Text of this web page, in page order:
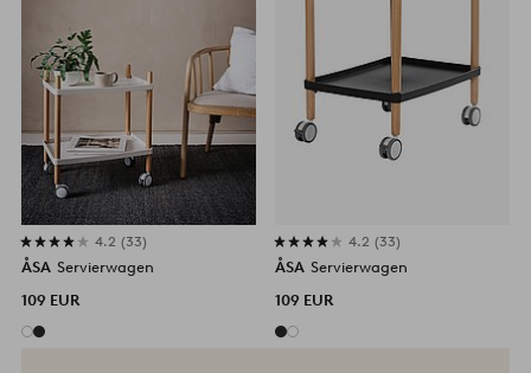
4.2 33
ÅSA Servierwagen
109 EUR
4.2 33
ÅSA Servierwagen
109 EUR